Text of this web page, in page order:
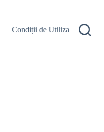
Condiții de Utilizare